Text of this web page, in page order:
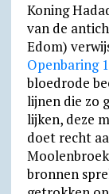
Koning
van de
Edom)
Openbaring
bloedrode
lijnen die zo
lijken, deze
doet recht
bronnen